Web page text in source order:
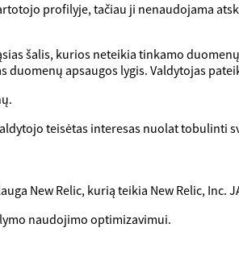
profilyje, tačiau ji nenaudojama
šalis, kurios neteikia tinkamo
apsaugos lygis. Valdytojas
teisėtas interesas nuolat tobulinti
New Relic, kurią teikia New Relic, Inc.
naudojimo optimizavimui.